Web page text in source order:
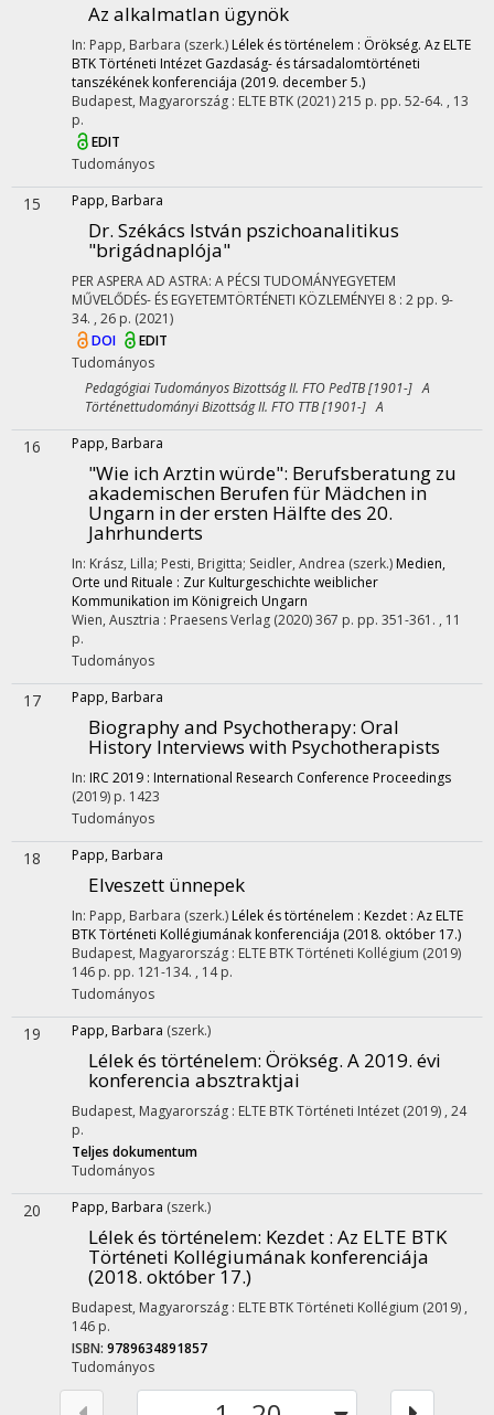
Az alkalmatlan ügynök
In: Papp, Barbara (szerk.) Lélek és történelem : Örökség. Az ELTE
BTK Történeti Intézet Gazdaság- és társadalomtörténeti
tanszékének konferenciája (2019. december 5.)
Budapest, Magyarország : ELTE BTK (2021)215 p. pp. 52-64. , 13
p.
EDIT
Tudományos
15 Papp, Barbara
Dr. Székács István pszichoanalitikus
"brigádnaplója"
PER ASPERA AD ASTRA: A PÉCSI TUDOMÁNYEGYETEM
MŰVELŐDÉS- ÉS EGYETEMTÖRTÉNETI KÖZLEMÉNYEI 8 : 2 pp. 9-
34. , 26 p. (2021)
DOI
EDIT
Tudományos
Pedagógiai Tudományos Bizottság II. FTO PedTB [1901-] A
Történettudományi Bizottság II. FTO TTB [1901-] A
16 Papp, Barbara
"Wie ich Arztin würde": Berufsberatung zu
akademischen Berufen für Mädchen in
Ungarn in der ersten Hälfte des 20.
Jahrhunderts
In: Krász, Lilla; Pesti, Brigitta; Seidler, Andrea (szerk.) Medien,
Orte und Rituale : Zur Kulturgeschichte weiblicher
Kommunikation im Königreich Ungarn
Wien, Ausztria : Praesens Verlag (2020)367 p. pp. 351-361. , 11
p.
Tudományos
17 Papp, Barbara
Biography and Psychotherapy: Oral
History Interviews with Psychotherapists
In: IRC 2019 : International Research Conference Proceedings
(2019) p. 1423
Tudományos
18 Papp, Barbara
Elveszett ünnepek
In: Papp, Barbara (szerk.) Lélek és történelem : Kezdet : Az ELTE
BTK Történeti Kollégiumának konferenciája (2018. október 17.)
Budapest, Magyarország : ELTE BTK Történeti Kollégium (2019)
146 p. pp. 121-134. , 14 p.
Tudományos
19 Papp, Barbara (szerk.)
Lélek és történelem: Örökség. A 2019. évi
konferencia absztraktjai
Budapest, Magyarország : ELTE BTK Történeti Intézet (2019) , 24
p.
Teljes dokumentum
Tudományos
20 Papp, Barbara (szerk.)
Lélek és történelem: Kezdet : Az ELTE BTK
Történeti Kollégiumának konferenciája
(2018. október 17.)
Budapest, Magyarország : ELTE BTK Történeti Kollégium (2019) ,
146 p.
ISBN: 9789634891857
Tudományos